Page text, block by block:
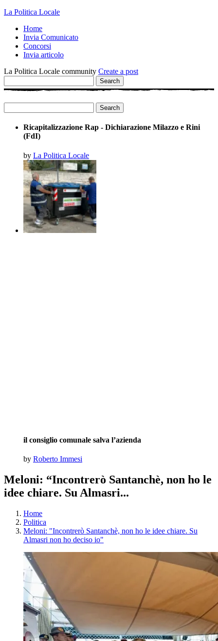
La Politica Locale
Home
Invia Comunicato
Concorsi
Invia articolo
La Politica Locale community Create a post
Search
Search
Ricapitalizzazione Rap - Dichiarazione Milazzo e Rini
(FdI)
by La Politica Locale
il consiglio comunale salva l’azienda
by Roberto Immesi
Meloni: “Incontrerò Santanchè, non ho le
idee chiare. Su Almasri...
Home
Politica
Meloni: "Incontrerò Santanchè, non ho le idee chiare. Su
Almasri non ho deciso io"